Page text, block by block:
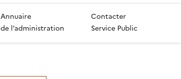
Annuaire
de l’administration
Contacter
Service Public